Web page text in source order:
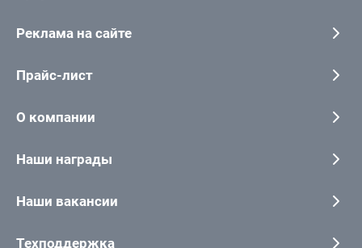
Реклама на сайте
Прайс-лист
О компании
Наши награды
Наши вакансии
Техподдержка